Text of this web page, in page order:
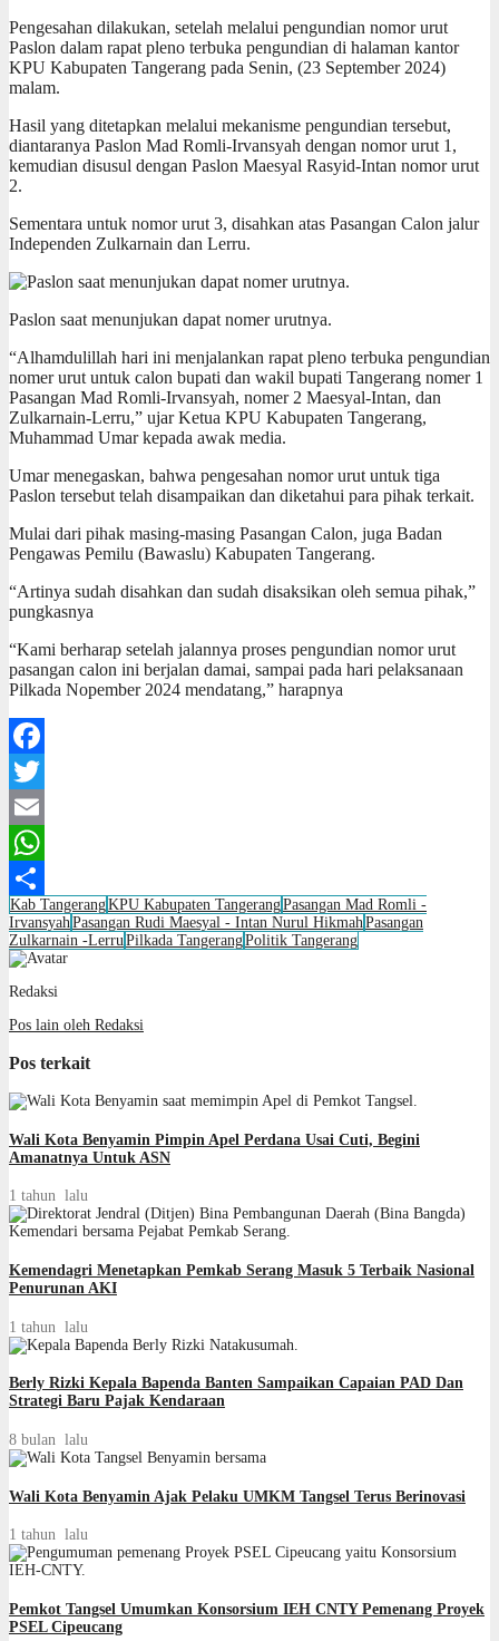
Pengesahan dilakukan, setelah melalui pengundian nomor urut
Paslon dalam rapat pleno terbuka pengundian di halaman kantor
KPU Kabupaten Tangerang pada Senin, (23 September 2024)
malam.
Hasil yang ditetapkan melalui mekanisme pengundian tersebut,
diantaranya Paslon Mad Romli-Irvansyah dengan nomor urut 1,
kemudian disusul dengan Paslon Maesyal Rasyid-Intan nomor urut
2.
Sementara untuk nomor urut 3, disahkan atas Pasangan Calon jalur
Independen Zulkarnain dan Lerru.
Paslon saat menunjukan dapat nomer urutnya.
“Alhamdulillah hari ini menjalankan rapat pleno terbuka pengundian
nomer urut untuk calon bupati dan wakil bupati Tangerang nomer 1
Pasangan Mad Romli-Irvansyah, nomer 2 Maesyal-Intan, dan
Zulkarnain-Lerru,” ujar Ketua KPU Kabupaten Tangerang,
Muhammad Umar kepada awak media.
Umar menegaskan, bahwa pengesahan nomor urut untuk tiga
Paslon tersebut telah disampaikan dan diketahui para pihak terkait.
Mulai dari pihak masing-masing Pasangan Calon, juga Badan
Pengawas Pemilu (Bawaslu) Kabupaten Tangerang.
“Artinya sudah disahkan dan sudah disaksikan oleh semua pihak,”
pungkasnya
“Kami berharap setelah jalannya proses pengundian nomor urut
pasangan calon ini berjalan damai, sampai pada hari pelaksanaan
Pilkada Nopember 2024 mendatang,” harapnya
Facebook
Twitter
Email
WhatsApp
Share
Kab TangerangKPU Kabupaten TangerangPasangan Mad Romli -
Irvansyah Pasangan Rudi Maesyal - Intan Nurul Hikmah Pasangan
Zulkarnain -Lerru Pilkada TangerangPolitik Tangerang
Redaksi
Pos lain oleh Redaksi
Pos terkait
Wali Kota Benyamin Pimpin Apel Perdana Usai Cuti, Begini
Amanatnya Untuk ASN
1 tahun lalu
Kemendagri Menetapkan Pemkab Serang Masuk 5 Terbaik Nasional
Penurunan AKI
1 tahun lalu
Berly Rizki Kepala Bapenda Banten Sampaikan Capaian PAD Dan
Strategi Baru Pajak Kendaraan
8 bulan lalu
Wali Kota Benyamin Ajak Pelaku UMKM Tangsel Terus Berinovasi
1 tahun lalu
Pemkot Tangsel Umumkan Konsorsium IEH CNTY Pemenang Proyek
PSEL Cipeucang